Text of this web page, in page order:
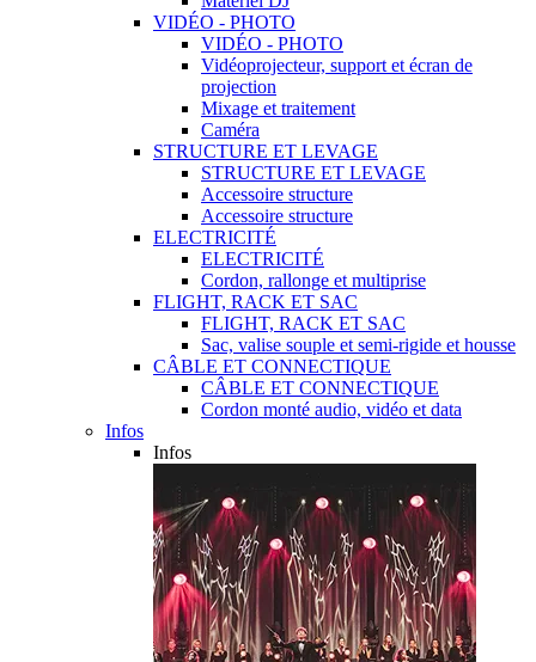
VIDÉO - PHOTO
VIDÉO - PHOTO
Vidéoprojecteur, support et écran de
projection
Mixage et traitement
Caméra
STRUCTURE ET LEVAGE
STRUCTURE ET LEVAGE
Accessoire structure
Accessoire structure
ELECTRICITÉ
ELECTRICITÉ
Cordon, rallonge et multiprise
FLIGHT, RACK ET SAC
FLIGHT, RACK ET SAC
Sac, valise souple et semi-rigide et housse
CÂBLE ET CONNECTIQUE
CÂBLE ET CONNECTIQUE
Cordon monté audio, vidéo et data
Infos
Infos